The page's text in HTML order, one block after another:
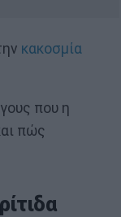
κακοσμία
που η
πώς